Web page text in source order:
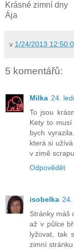
Krásné zimní dny
Ája
v 1/24/2013
5 komentářů:
Milka 24.
To jsou
Kety to
bych
která si
v zimě
Odpovědět
isobelka
Stránky máš
až v půlce
lyžovat, tak
zimní